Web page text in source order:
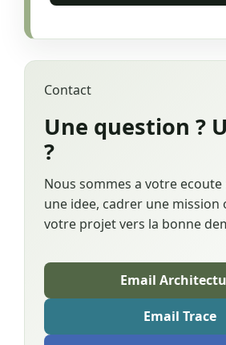
Contact
Une question ?
?
Nous sommes a votre
une idee, cadrer une
votre projet vers la bonne
Email
Email Trace